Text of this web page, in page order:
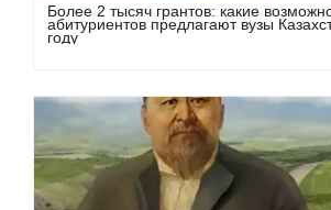
Более 2 тысяч грантов: какие
абитуриентов предлагают вузы
году